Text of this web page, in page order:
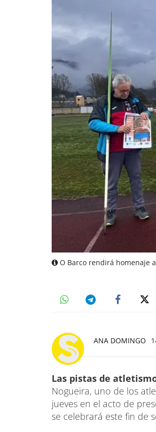
O Barco rendirá homenaje
ANA DOMINGO
Las pistas de
Nogueira, uno de los
jueves en el acto de
se celebrará este fin de